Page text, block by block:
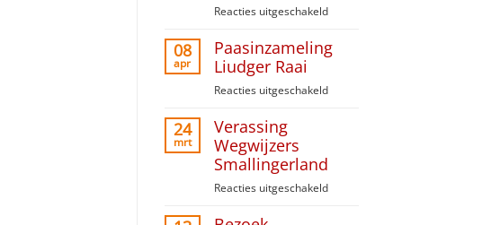
Reacties uitgeschakeldvoor
winkelactie
Albert
08
apr
Paasinzameling
Liudger Raai
Reacties uitgeschakeldvoor
24
mrt
Verassing
Wegwijzers
Smallingerland
Reacties uitgeschakeldvoor